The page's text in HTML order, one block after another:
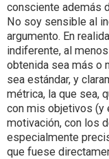
consciente además
No soy sensible al
argumento. En
indiferente, al
obtenida sea más o
sea estándar, y
métrica, la que sea,
con mis objetivos (y
motivación, con los
especialmente
que fuese